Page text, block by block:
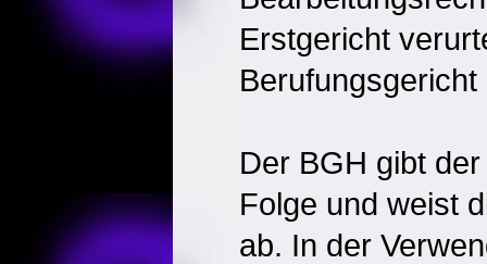
Erstgericht
Der BGH gibt
Folge und weist
ab. In der